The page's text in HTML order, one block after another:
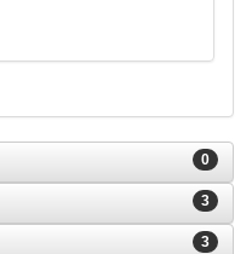
0
3
3